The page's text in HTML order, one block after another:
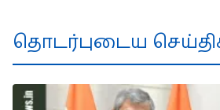
தொடர்புடைய